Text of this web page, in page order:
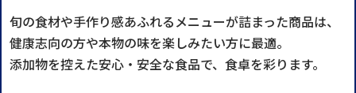
旬の食材や手作り感あふれるメニューが詰まった商品は、
健康志向の方や本物の味を楽しみたい方に最適。
添加物を控えた安心・安全な食品で、食卓を彩ります。